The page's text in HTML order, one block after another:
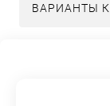
ВАРИАНТЫ